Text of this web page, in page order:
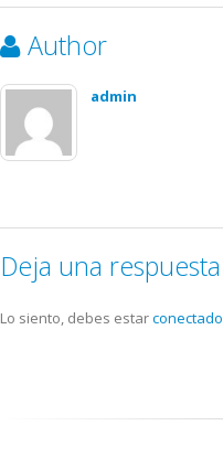
Author
admin
Deja una respuesta
Lo siento, debes estarconectado